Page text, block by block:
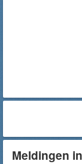
Meldingen